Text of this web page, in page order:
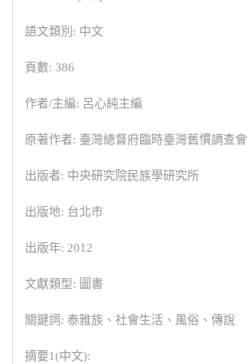
語文類別: 中文
頁數: 386
作者/主編: 呂心純主編
原著作者: 臺灣總督府臨時臺灣舊慣調查會
出版者: 中央研究院民族學研究所
出版地: 台北市
出版年: 2012
文獻類型: 圖書
關鍵詞: 泰雅族、社會生活、風俗、傳說
摘要1(中文):